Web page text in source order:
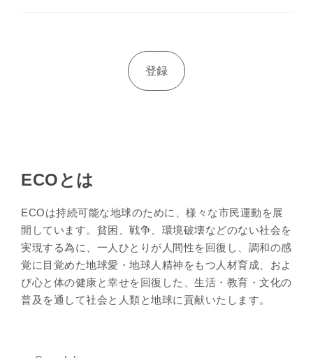
ECOとは
ECOは持続可能な地球のために、様々な市民運動を展
開しています。貧困、戦争、環境破壊などのない社会を
実現する為に、一人ひとりが人間性を回復し、調和の感
覚に目覚めた地球愛・地球人精神をもつ人材育成、およ
び心と体の健康と幸せを回復した、生活・教育・文化の
普及を通して社会と人類と地球に貢献いたします。